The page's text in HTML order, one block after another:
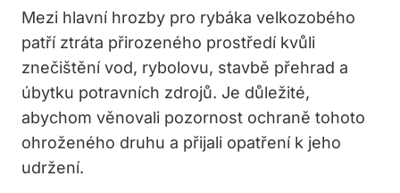
Mezi hlavní hrozby pro rybáka velkozobého
patří ztráta přirozeného prostředí kvůli
znečištění vod, rybolovu, stavbě přehrad a
úbytku potravních zdrojů. Je důležité,
abychom věnovali pozornost ochraně tohoto
ohroženého druhu a přijali opatření k jeho
udržení.